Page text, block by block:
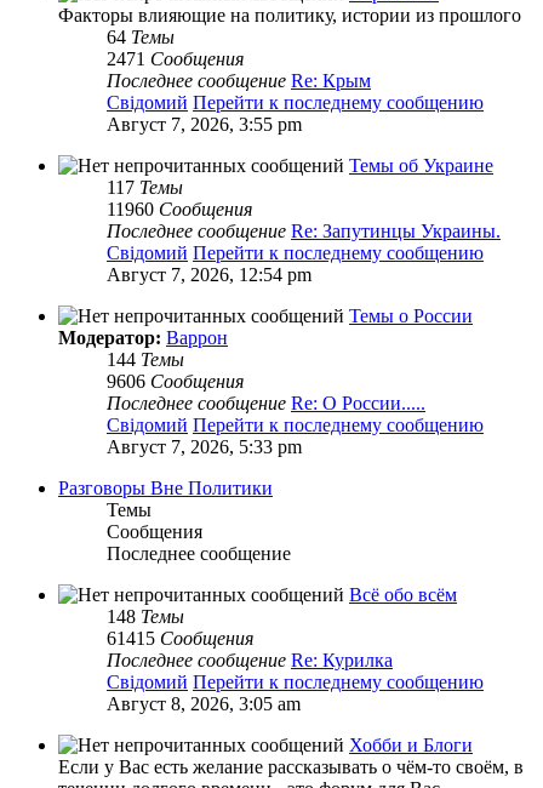
Факторы влияющие на политику, истории из прошлого
64 Темы
2471 Сообщения
Последнее сообщение Re: Крым
Свідомий Перейти к последнему сообщению
Август 7, 2026, 3:55 pm
Темы об Украине
117 Темы
11960 Сообщения
Последнее сообщение Re: Запутинцы Украины.
Свідомий Перейти к последнему сообщению
Август 7, 2026, 12:54 pm
Темы о России
Модератор: Варрон
144 Темы
9606 Сообщения
Последнее сообщение Re: О России.....
Свідомий Перейти к последнему сообщению
Август 7, 2026, 5:33 pm
Разговоры Вне Политики
Темы
Сообщения
Последнее сообщение
Всё обо всём
148 Темы
61415 Сообщения
Последнее сообщение Re: Курилка
Свідомий Перейти к последнему сообщению
Август 8, 2026, 3:05 am
Хобби и Блоги
Если у Вас есть желание рассказывать о чём-то своём, в